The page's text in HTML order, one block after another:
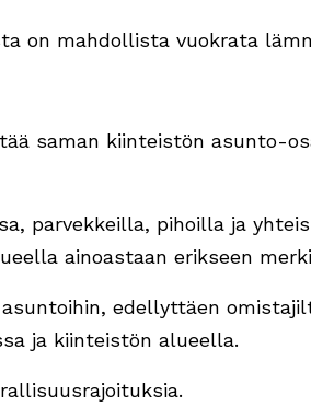
on mahdollista vuokrata
saman kiinteistön asunto-
parvekkeilla, pihoilla ja
ainoastaan erikseen
edellyttäen
ja kiinteistön alueella.